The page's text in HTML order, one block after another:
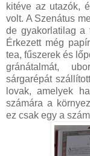
kitéve az utazók,
volt. A Szenátus
de gyakorlatilag a
Érkezett még
tea, fűszerek és
gránátalmát,
sárgarépát
lovak, amelyek
számára a
ez csak egy a